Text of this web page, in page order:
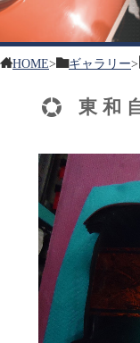
HOME> ギャラリー>
東和